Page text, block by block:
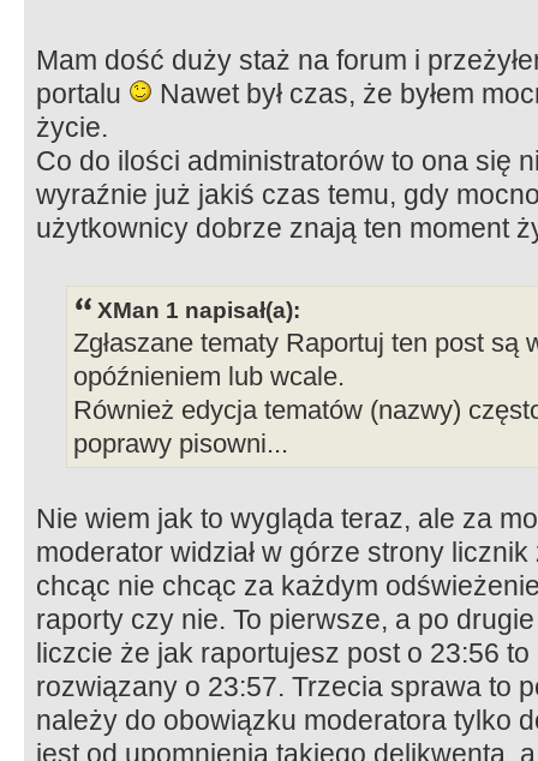
Mam dość duży staż na forum i
portalu
Nawet był czas, że byłem
życie.
Co do ilości administratorów to ona się
wyraźnie już jakiś czas temu, gdy
użytkownicy dobrze znają ten moment
XMan 1 napisał(a):
Zgłaszane tematy Raportuj ten post są
opóźnieniem lub wcale.
Również edycja tematów (nazwy)
poprawy pisowni...
Nie wiem jak to wygląda teraz, ale za
moderator widział w górze strony
chcąc nie chcąc za każdym
raporty czy nie. To pierwsze, a po
liczcie że jak raportujesz post o 23:56
rozwiązany o 23:57. Trzecia sprawa to
należy do obowiązku moderatora tylko
jest od upomnienia takiego delikwenta,